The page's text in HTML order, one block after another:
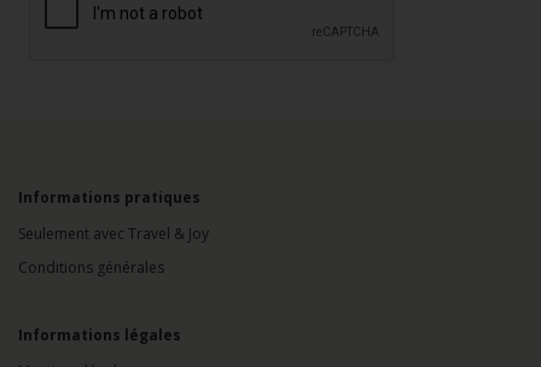
Informations pratiques
Seulement avec Travel & Joy
Conditions générales
Informations légales